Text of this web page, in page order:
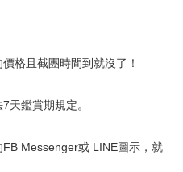
格且截團時間到就沒了！
天鑑賞期規定。
Messenger或 LINE圖示，就